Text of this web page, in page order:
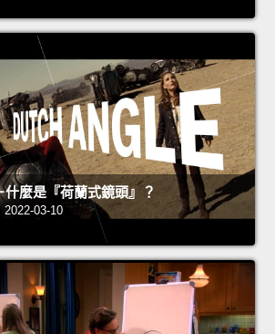
麼是『荷蘭式鏡頭』？
03-10